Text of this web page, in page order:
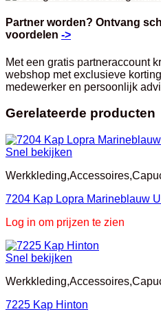
Partner worden? Ontvang
voordelen ->
Met een gratis partneraccount
webshop met exclusieve
medewerker en persoonlijk
Gerelateerde producten
Snel bekijken
7204 Kap Lopra Marineblauw
Log in om prijzen te zien
Snel bekijken
7225 Kap Hinton